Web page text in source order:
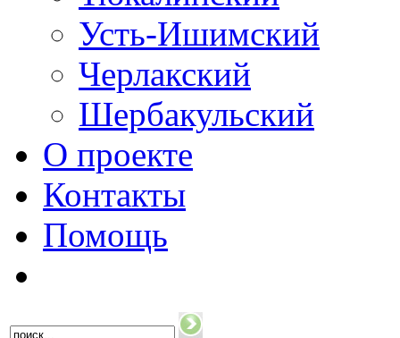
Усть-Ишимский
Черлакский
Шербакульский
О проекте
Контакты
Помощь